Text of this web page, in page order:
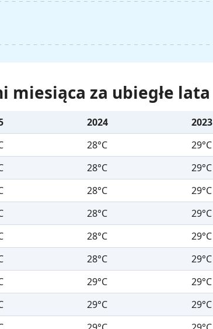
miesiąca za ubiegłe lata
2024
2023
28°C
29°C
28°C
29°C
28°C
29°C
28°C
29°C
28°C
29°C
28°C
29°C
29°C
29°C
29°C
29°C